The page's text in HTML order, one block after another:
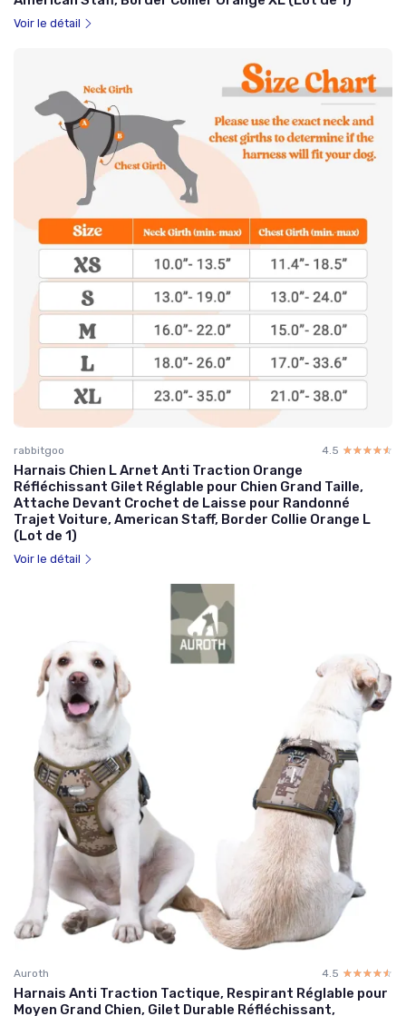
Voir le détail
rabbitgoo 4.5 ☆☆☆☆☆
★★★★★
Harnais Chien L Arnet Anti Traction Orange
Réfléchissant Gilet Réglable pour Chien Grand Taille,
Attache Devant Crochet de Laisse pour Randonné
Trajet Voiture, American Staff, Border Collie Orange L
(Lot de 1)
Voir le détail
Auroth 4.5 ☆☆☆☆☆
★★★★★
Harnais Anti Traction Tactique, Respirant Réglable pour
Moyen Grand Chien, Gilet Durable Réfléchissant,